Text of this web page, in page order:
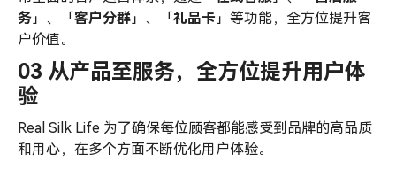
务」、「客户分群」、「礼品卡」等功能，全方位提升客
户价值。
03 从产品至服务，全方位提升用户体
验
Real Silk Life 为了确保每位顾客都能感受到品牌的高品质
和用心，在多个方面不断优化用户体验。